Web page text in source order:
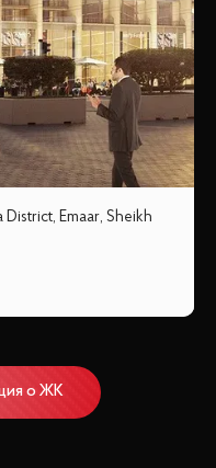
Emaar, Sheikh
о ЖК